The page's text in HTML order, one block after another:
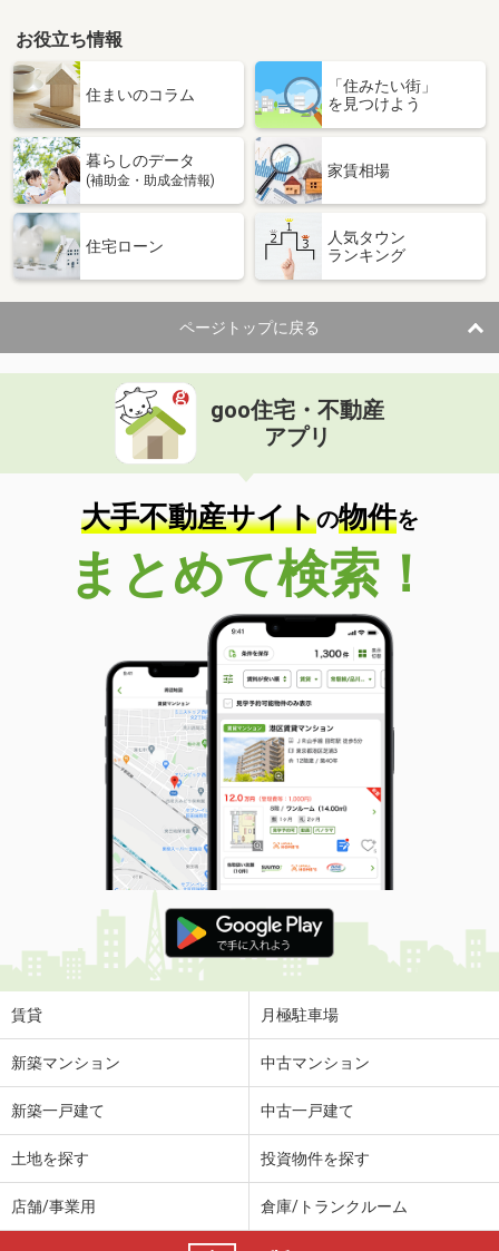
お役立ち情報
住まいのコラム
「住みたい街」
を見つけよう
暮らしのデータ
(補助金・助成金情報)
家賃相場
住宅ローン
人気タウン
ランキング
ページトップに戻る
goo住宅・不動産
アプリ
大手不動産サイトの物件を
まとめて検索！
賃貸 月極駐車場
新築マンション 中古マンション
新築一戸建て 中古一戸建て
土地を探す 投資物件を探す
店舗/事業用 倉庫/トランクルーム